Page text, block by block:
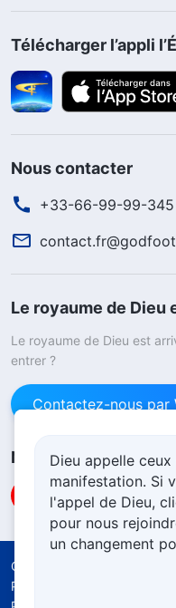
Télécharger l’appli
Nous contacter
+33-66-99-99-345
Le royaume de Dieu
Le royaume de Dieu est
entrer ?
Contactez-nous par
Nous suivre
Conditions d’utilisation
Politique de confidentialité
Dieu appelle
manifestation. Si
l'appel de Dieu,
pour nous
un changement